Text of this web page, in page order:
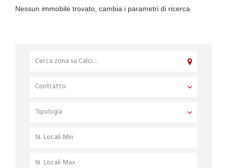
Nessun immobile trovato, cambia i parametri di ricerca